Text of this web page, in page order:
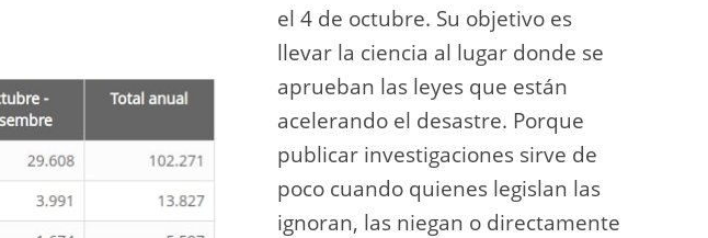
el 4 de octubre. Su objetivo es
llevar la ciencia al lugar donde se
aprueban las leyes que están
acelerando el desastre. Porque
publicar investigaciones sirve de
poco cuando quienes legislan las
ignoran, las niegan o directamente